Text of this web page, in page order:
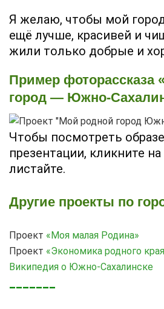
Я желаю, чтобы мой
ещё лучше, красивей и
жили только добрые и
Пример фоторассказа
город — Южно-
Чтобы посмотреть
презентации, кликните
листайте.
Другие проекты по
Проект «Моя малая Родина»
Проект «Экономика родного
Википедия о Южно-Сахалинске
_______